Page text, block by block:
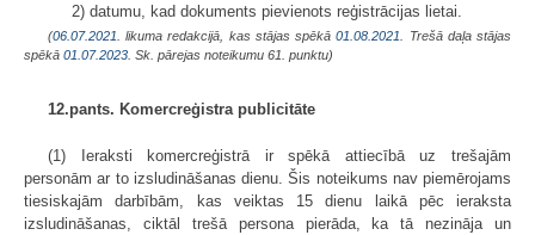
2) datumu, kad dokuments pievienots reģistrācijas lietai.
(06.07.2021 . likuma redakcijā, kas stājas spēkā01.08.2021.
Trešā daļa stājas
spēkā 01.07.2023. Sk. pārejas noteikumu 61. punktu)
12.pants. Komercreģistra publicitāte
(1) Ieraksti komercreģistrā ir spēkā attiecībā uz trešajām
personām ar to izsludināšanas dienu. Šis noteikums nav piemērojams
tiesiskajām darbībām, kas veiktas 15 dienu laikā pēc ieraksta
izsludināšanas, ciktāl trešā persona pierāda, ka tā nezināja un